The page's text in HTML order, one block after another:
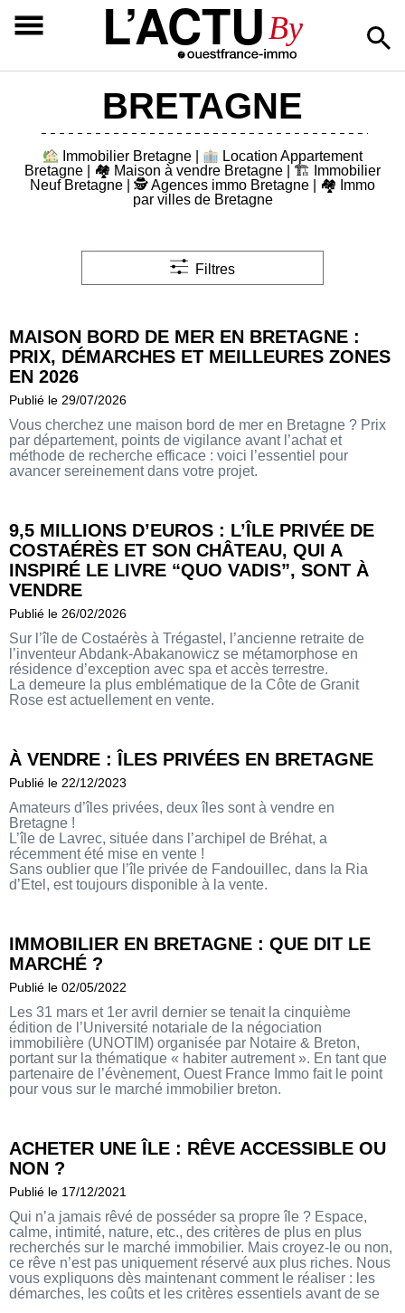
L’ACTUBy
BRETAGNE
Immobilier Bretagne
Location Appartement
Bretagne | 🏘 Maison à vendre Bretagne | 🏗 Immobilier
Neuf Bretagne | 🕵️Agences immo Bretagne | 🏘 Immo
par villes de Bretagne
MAISON BORD DE MER EN BRETAGNE :
PRIX, DÉMARCHES ET MEILLEURES ZONES
EN 2026
Publié le 29/07/2026
Vous cherchez une maison bord de mer en Bretagne ? Prix
par département, points de vigilance avant l’achat et
méthode de recherche efficace : voici l’essentiel pour
avancer sereinement dans votre projet.
9,5 MILLIONS D’EUROS : L’ÎLE PRIVÉE DE
COSTAÉRÈS ET SON CHÂTEAU, QUI A
INSPIRÉ LE LIVRE “QUO VADIS”, SONT À
VENDRE
Publié le 26/02/2026
Sur l’île de Costaérès à Trégastel, l’ancienne retraite de
l’inventeur Abdank-Abakanowicz se métamorphose en
résidence d’exception avec spa et accès terrestre.
La demeure la plus emblématique de la Côte de Granit
Rose est actuellement en vente.
À VENDRE : ÎLES PRIVÉES EN BRETAGNE
Publié le 22/12/2023
Amateurs d’îles privées, deux îles sont à vendre en
Bretagne !
L’île de Lavrec, située dans l’archipel de Bréhat, a
récemment été mise en vente !
Sans oublier que l’île privée de Fandouillec, dans la Ria
d’Etel, est toujours disponible à la vente.
IMMOBILIER EN BRETAGNE : QUE DIT LE
MARCHÉ ?
Publié le 02/05/2022
Les 31 mars et 1er avril dernier se tenait la cinquième
édition de l’Université notariale de la négociation
immobilière (UNOTIM) organisée par Notaire & Breton,
portant sur la thématique « habiter autrement ». En tant que
partenaire de l’évènement, Ouest France Immo fait le point
pour vous sur le marché immobilier breton.
ACHETER UNE ÎLE : RÊVE ACCESSIBLE OU
NON ?
Publié le 17/12/2021
Qui n’a jamais rêvé de posséder sa propre île ? Espace,
calme, intimité, nature, etc., des critères de plus en plus
recherchés sur le marché immobilier. Mais croyez-le ou non,
ce rêve n’est pas uniquement réservé aux plus riches. Nous
vous expliquons dès maintenant comment le réaliser : les
démarches, les coûts et les critères essentiels avant de se
Filtres